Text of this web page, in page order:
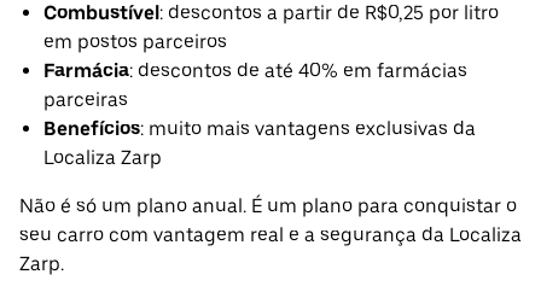
Combustível: descontos a partir de R$0,25 por litro
em postos parceiros
Farmácia: descontos de até 40% em farmácias
parceiras
Benefícios: muito mais vantagens exclusivas da
Localiza Zarp
Não é só um plano anual. É um plano para conquistar o
seu carro com vantagem real e a segurança da Localiza
Zarp.